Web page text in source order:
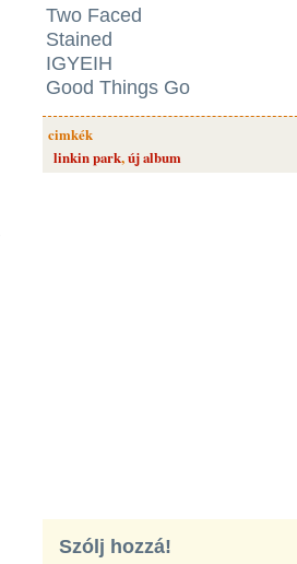
Two Faced
Stained
IGYEIH
Good Things Go
cimkék
linkin park,új album
Szólj hozzá!